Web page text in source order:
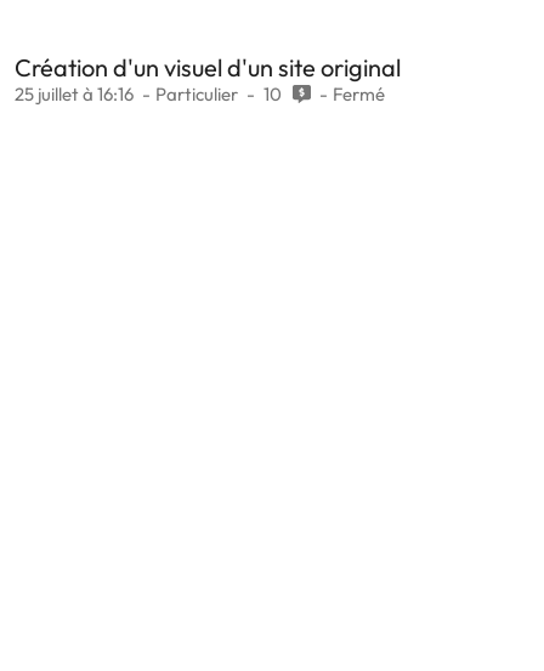
Création d'un visuel d'un site original
25 juillet à 16:16 Particulier 10 Fermé